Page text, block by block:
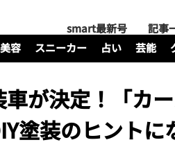
smart最新号 記事
美容 スニーカー 占い 芸能
が決定！「カ
塗装のヒントに